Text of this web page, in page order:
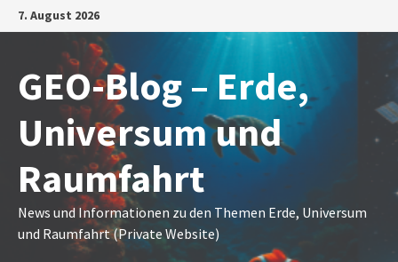
Zum
Inhalt
7. August 2026
GEO-Blog – Erde,
Universum und
Raumfahrt
News und Informationen zu den Themen Erde, Universum
und Raumfahrt (Private Website)